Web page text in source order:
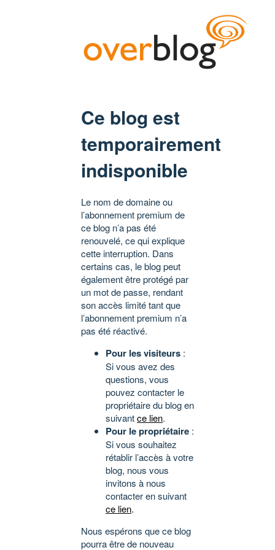
Ce blog est
temporairement
indisponible
Le nom de domaine ou
l’abonnement premium de
ce blog n’a pas été
renouvelé, ce qui explique
cette interruption. Dans
certains cas, le blog peut
également être protégé par
un mot de passe, rendant
son accès limité tant que
l’abonnement premium n’a
pas été réactivé.
Pour les visiteurs :
Si vous avez des
questions, vous
pouvez contacter le
propriétaire du blog en
suivantce lien.
Pour le propriétaire :
Si vous souhaitez
rétablir l’accès à votre
blog, nous vous
invitons à nous
contacter en suivant
ce lien.
Nous espérons que ce blog
pourra être de nouveau